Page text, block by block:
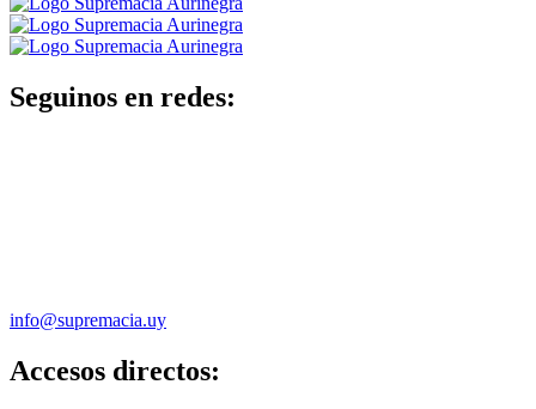
Seguinos en redes:
info@supremacia.uy
Accesos directos: